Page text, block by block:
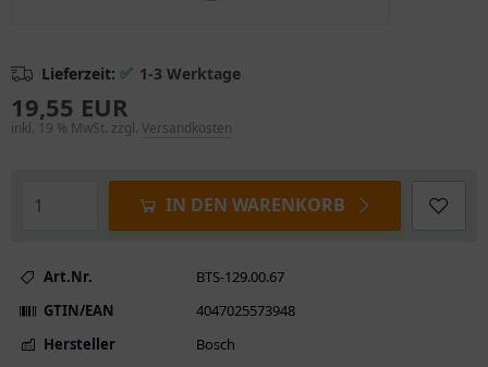
Lieferzeit: ✅ 1-3 Werktage
19,55 EUR
inkl. 19 % MwSt. zzgl. Versandkosten
IN DEN WARENKORB
Art.Nr.
BTS-129.00.67
GTIN/EAN
4047025573948
Hersteller
Bosch